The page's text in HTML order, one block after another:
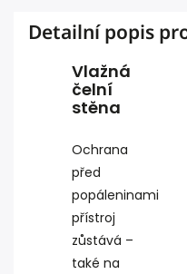
Detailní popis
Vlažná
čelní
stěna
Ochrana
před
popáleninami
přístroj
zůstává –
také na